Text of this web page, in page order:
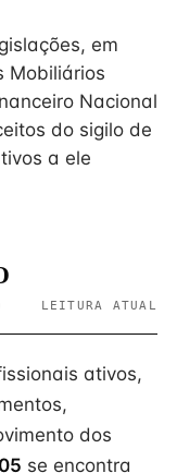
em
Mobiliários
Nacional
do sigilo de
a ele
LEITURA ATUAL
ativos,
dos
se encontra